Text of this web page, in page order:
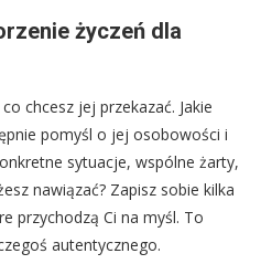
życzeń dla
chcesz jej przekazać. Jakie
pomyśl o jej osobowości i
sytuacje, wspólne żarty,
nawiązać? Zapisz sobie kilka
przychodzą Ci na myśl. To
autentycznego.